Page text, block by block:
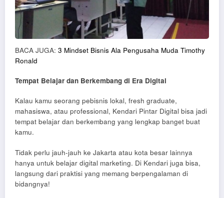
BACA JUGA: 3 Mindset Bisnis Ala Pengusaha Muda Timothy
Ronald
Tempat Belajar dan Berkembang di Era Digital
Kalau kamu seorang pebisnis lokal, fresh graduate,
mahasiswa, atau professional, Kendari Pintar Digital bisa jadi
tempat belajar dan berkembang yang lengkap banget buat
kamu.
Tidak perlu jauh-jauh ke Jakarta atau kota besar lainnya
hanya untuk belajar digital marketing. Di Kendari juga bisa,
langsung dari praktisi yang memang berpengalaman di
bidangnya!